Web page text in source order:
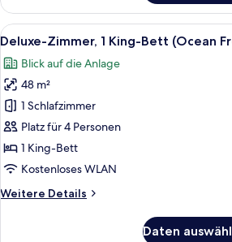
Zimmer,
1 King-
Bett,
(Master)
Alle
Fotos
für
Deluxe-
Zimmer,
1 King-
Bett
(Ocean
anzeigen
Ein
4
Deluxe-Zimmer, 1 King-Bett (Ocean
Blick auf die Anlage
48 m²
1 Schlafzimmer
Platz für 4 Personen
1 King-Bett
Kostenloses WLAN
Weitere Details
Weitere
Daten